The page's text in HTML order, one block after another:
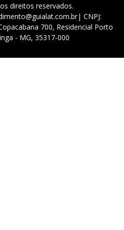
direitos reservados.
CNPJ:
700, Residencial Porto
- MG, 35317-000